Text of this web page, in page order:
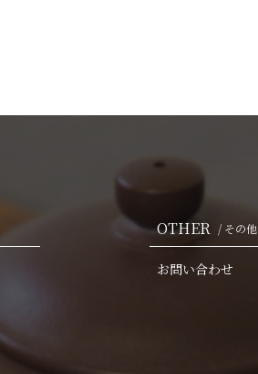
OTHER / その他
お問い合わせ